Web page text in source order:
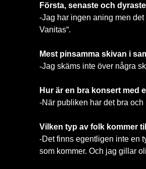
Första, senaste och
-Jag har ingen aning men
Vanitas“.
Mest pinsamma skivan i
-Jag skäms inte över några
Hur är en bra konsert med
-När publiken har det bra och
Vilken typ av folk kommer
-Det finns egentligen inte en
som kommer. Och jag gillar